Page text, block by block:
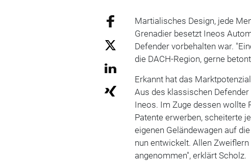
Martialisches Design, jede
Grenadier besetzt Ineos
Defender vorbehalten war.
die DACH-Region, gerne
Erkannt hat das
Aus des klassischen
Ineos. Im Zuge dessen wollte
Patente erwerben, scheiterte
eigenen Geländewagen auf
nun entwickelt. Allen
angenommen", erklärt Scholz.